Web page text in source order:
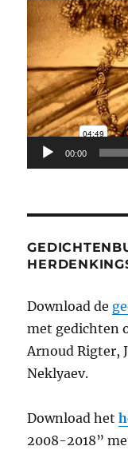
Videospeler
00:00
Download de
met gedichten
Arnoud Rigter,
Neklyaev.
Download het
2008-2018”